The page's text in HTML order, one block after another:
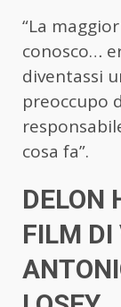
“La
conosco…
diventassi
preoccupo
cosa fa”.
DELON
FILM DI